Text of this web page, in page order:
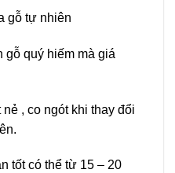
gỗ tự nhiên
gỗ quý hiếm mà giá
, co ngót khi thay đổi
tốt có thể từ 15 – 20